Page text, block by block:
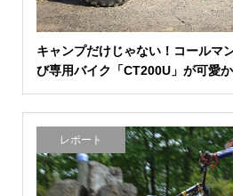
キャンプだけじゃない！コールマ
び専用バイク「CT200U」が可愛
レポート